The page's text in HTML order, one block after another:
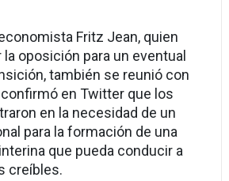
Fritz Jean, quien
oposición para un eventual
también se reunió con
en Twitter que los
en la necesidad de un
para la formación de una
que pueda conducir a
creíbles.